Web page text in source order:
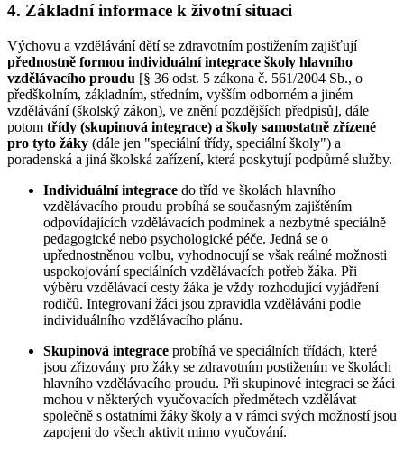
4. Základní informace k životní situaci
Výchovu a vzdělávání dětí se zdravotním postižením zajišťují
přednostně formou individuální integrace školy hlavního
vzdělávacího proudu [§ 36 odst. 5 zákona č. 561/2004 Sb., o
předškolním, základním, středním, vyšším odborném a jiném
vzdělávání (školský zákon), ve znění pozdějších předpisů], dále
potom třídy (skupinová integrace) a školy samostatně zřízené
pro tyto žáky (dále jen "speciální třídy, speciální školy") a
poradenská a jiná školská zařízení, která poskytují podpůrné služby.
Individuální integrace do tříd ve školách hlavního
vzdělávacího proudu probíhá se současným zajištěním
odpovídajících vzdělávacích podmínek a nezbytné speciálně
pedagogické nebo psychologické péče. Jedná se o
upřednostněnou volbu, vyhodnocují se však reálné možnosti
uspokojování speciálních vzdělávacích potřeb žáka. Při
výběru vzdělávací cesty žáka je vždy rozhodující vyjádření
rodičů. Integrovaní žáci jsou zpravidla vzděláváni podle
individuálního vzdělávacího plánu.
Skupinová integrace probíhá ve speciálních třídách, které
jsou zřizovány pro žáky se zdravotním postižením ve školách
hlavního vzdělávacího proudu. Při skupinové integraci se žáci
mohou v některých vyučovacích předmětech vzdělávat
společně s ostatními žáky školy a v rámci svých možností jsou
zapojeni do všech aktivit mimo vyučování.